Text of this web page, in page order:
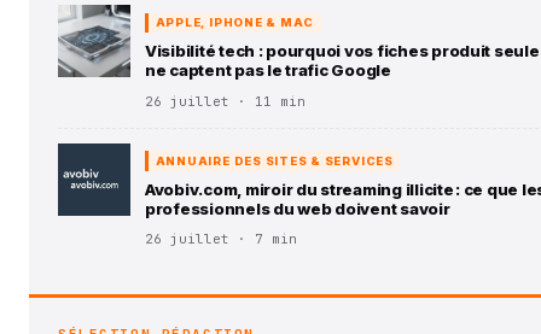
APPLE, IPHONE & MAC
Visibilité tech : pourquoi vos fiches produit
ne captent pas le trafic Google
26 juillet · 11 min
ANNUAIRE DES SITES & SERVICES
Avobiv.com, miroir du streaming illicite : ce que
professionnels du web doivent savoir
26 juillet · 7 min